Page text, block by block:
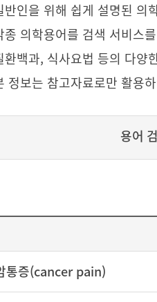
반인을 위해 쉽게 설명된 의
종 의학용어를 검색 서비스
환백과, 식사요법 등의 다양
정보는 참고자료로만 활용
용어
통증(cancer pain)